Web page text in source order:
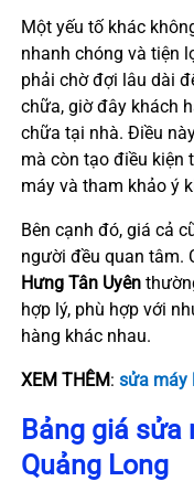
Một yếu tố khác
nhanh chóng và tiện
phải chờ đợi lâu dài
chữa, giờ đây khách
chữa tại nhà. Điều
mà còn tạo điều kiện
máy và tham khảo ý
Bên cạnh đó, giá cả
người đều quan tâm.
Hưng Tân Uyên
hợp lý, phù hợp với
hàng khác nhau.
XEM THÊM: sửa máy
Bảng giá
Quảng Long